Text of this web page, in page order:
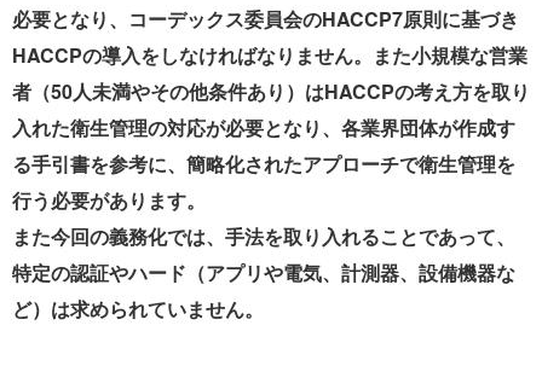
必要となり、コーデックス委員会のHACCP7原則に基づき
HACCPの導入をしなければなりません。また小規模な営業
者（50人未満やその他条件あり）はHACCPの考え方を取り
入れた衛生管理の対応が必要となり、各業界団体が作成す
る手引書を参考に、簡略化されたアプローチで衛生管理を
行う必要があります。
また今回の義務化では、手法を取り入れることであって、
特定の認証やハード（アプリや電気、計測器、設備機器な
ど）は求められていません。